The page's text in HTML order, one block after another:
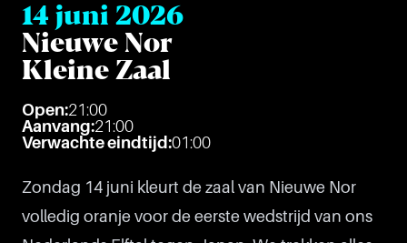
14 juni 2026
Nieuwe Nor
Kleine Zaal
Open:21:00
Aanvang:21:00
Verwachte eindtijd:01:00
Zondag 14 juni kleurt de zaal van Nieuwe Nor
volledig oranje voor de eerste wedstrijd van ons